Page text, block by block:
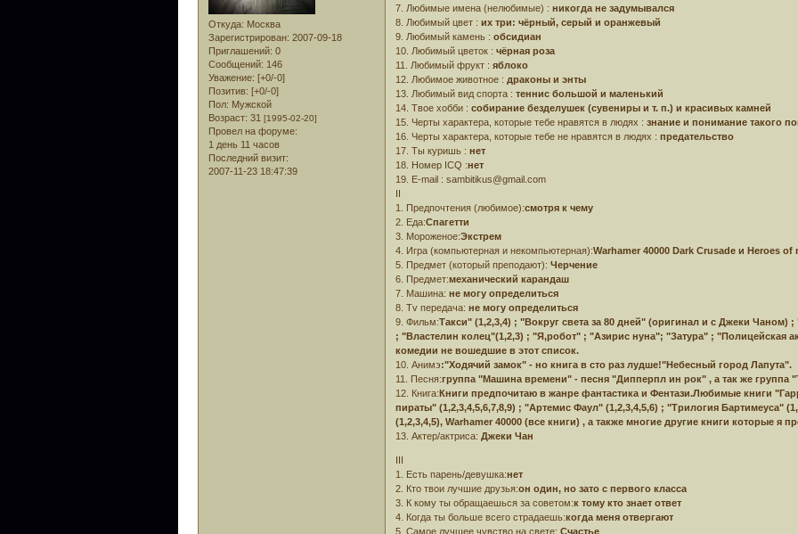
Откуда: Москва
Зарегистрирован: 2007-09-18
Приглашений: 0
Сообщений: 146
Уважение: [+0/-0]
Позитив: [+0/-0]
Пол: Мужской
Возраст: 31 [1995-02-20]
Провел на форуме:
1 день 11 часов
Последний визит:
2007-11-23 18:47:39
7. Любимые имена (нелюбимые) : никогда не задумывался
8. Любимый цвет : их три: чёрный, серый и оранжевый
9. Любимый камень : обсидиан
10. Любимый цветок : чёрная роза
11. Любимый фрукт : яблоко
12. Любимое животное : драконы и энты
13. Любимый вид спорта : теннис большой и маленький
14. Твое хобби : собирание безделушек (сувениры и т. п.) и красивых камней
15. Черты характера, которые тебе нравятся в людях : знание и понимание такого
16. Черты характера, которые тебе не нравятся в людях : предательство
17. Ты куришь : нет
18. Номер ICQ :нет
19. Е-mail : sambitikus@gmail.com
II
1. Предпочтения (любимое):смотря к чему
2. Еда:Спагетти
3. Мороженое:Экстрем
4. Игра (компьютерная и некомпьютерная):Warhamer 40000 Dark Crusade и Heroes
5. Предмет (который преподают): Черчение
6. Предмет:механический карандаш
7. Машина: не могу определиться
8. Tv передача: не могу определиться
9. Фильм:Такси" (1,2,3,4) ; "Вокруг света за 80 дней" (оригинал и с Джеки Чаном)
; "Властелин колец"(1,2,3) ; "Я,робот" ; "Азирис нуна"; "Затура" ; "Полицейская
комедии не вошедшие в этот список.
10. Анимэ:"Ходячий замок" - но книга в сто раз лудше!"Небесный город Лапута".
11. Песня:группа "Машина времени" - песня "Дипперпл ин рок" , а так же группа
12. Книга:Книги предпочитаю в жанре фантастика и Фентази.Любимые книги
пираты" (1,2,3,4,5,6,7,8,9) ; "Артемис Фаул" (1,2,3,4,5,6) ; "Трилогия Бартимеуса"
(1,2,3,4,5), Warhamer 40000 (все книги) , а также многие другие книги которые я
13. Актер/актриса: Джеки Чан
III
1. Есть парень/девушка:нет
2. Кто твои лучшие друзья:он один, но зато с первого класса
3. К кому ты обращаешься за советом:к тому кто знает ответ
4. Когда ты больше всего страдаешь:когда меня отвергают
5. Самое лучшее чувство на свете: Счастье